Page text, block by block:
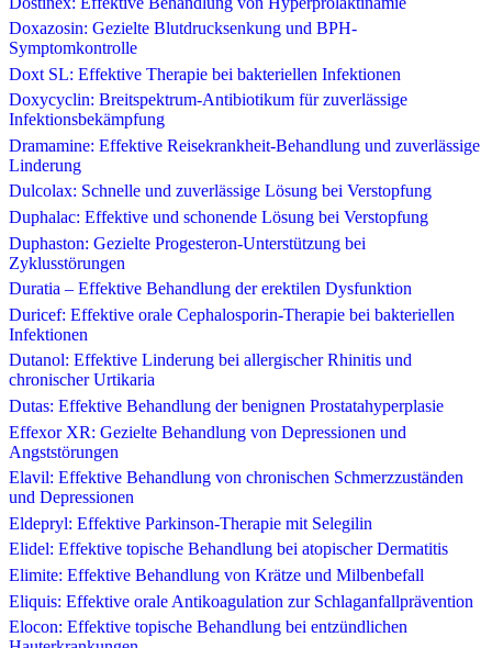
Doxazosin: Gezielte Blutdrucksenkung und BPH-
Symptomkontrolle
Doxt SL: Effektive Therapie bei bakteriellen Infektionen
Doxycyclin: Breitspektrum-Antibiotikum für zuverlässige
Infektionsbekämpfung
Dramamine: Effektive Reisekrankheit-Behandlung und zuverlässige
Linderung
Dulcolax: Schnelle und zuverlässige Lösung bei Verstopfung
Duphalac: Effektive und schonende Lösung bei Verstopfung
Duphaston: Gezielte Progesteron-Unterstützung bei
Zyklusstörungen
Duratia – Effektive Behandlung der erektilen Dysfunktion
Duricef: Effektive orale Cephalosporin-Therapie bei bakteriellen
Infektionen
Dutanol: Effektive Linderung bei allergischer Rhinitis und
chronischer Urtikaria
Dutas: Effektive Behandlung der benignen Prostatahyperplasie
Effexor XR: Gezielte Behandlung von Depressionen und
Angststörungen
Elavil: Effektive Behandlung von chronischen Schmerzzuständen
und Depressionen
Eldepryl: Effektive Parkinson-Therapie mit Selegilin
Elidel: Effektive topische Behandlung bei atopischer Dermatitis
Elimite: Effektive Behandlung von Krätze und Milbenbefall
Eliquis: Effektive orale Antikoagulation zur Schlaganfallprävention
Elocon: Effektive topische Behandlung bei entzündlichen